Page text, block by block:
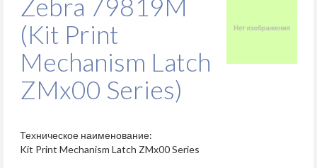
Zebra 79819M
(Kit Print
Mechanism Latch
ZMx00 Series)
Техническое наименование:
Kit Print Mechanism Latch ZMx00 Series